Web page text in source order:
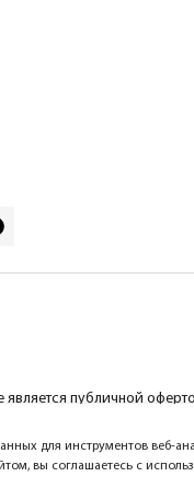
публичной
для инструментов веб-
вы соглашаетесь с